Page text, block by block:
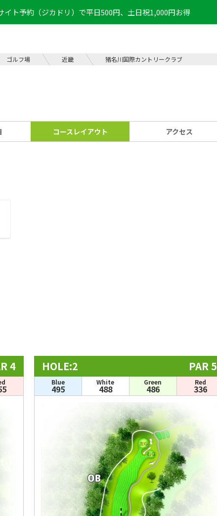
イト予約（ジカドリ）で平日500円、土日祝1,000円お得
ゴルフ場 近畿 猪名川国際カントリークラブ
コース レイアウト アクセス
4 HOLE:2 PAR 5
Blue
495
White
488
Green
486
Red
336